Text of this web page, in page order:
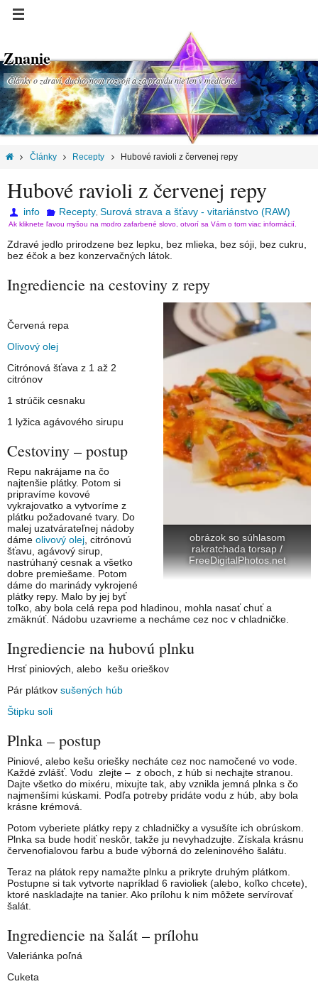
Znanie
Články o zdraví, duchovnom rozvoji a za pravdu nie len v medicíne.
Články Recepty Hubové ravioli z červenej repy
Hubové ravioli z červenej repy
info Recepty, Surová strava a šťavy - vitariánstvo (RAW)
Ak kliknete ľavou myšou na modro zafarbené slovo, otvorí sa Vám o tom viac informácií.
Zdravé jedlo prirodzene bez lepku, bez mlieka, bez sóji, bez cukru,
bez éčok a bez konzervačných látok.
Ingrediencie na cestoviny z repy
obrázok so súhlasom
rakratchada torsap /
FreeDigitalPhotos.net
Červená repa
Olivový olej
Citrónová šťava z 1 až 2
citrónov
1 strúčik cesnaku
1 lyžica agávového sirupu
Cestoviny – postup
Repu nakrájame na čo
najtenšie plátky. Potom si
pripravíme kovové
vykrajovatko a vytvoríme z
plátku požadované tvary. Do
malej uzatvárateľnej nádoby
dáme olivový olej , citrónovú
šťavu, agávový sirup,
nastrúhaný cesnak a všetko
dobre premiešame. Potom
dáme do marinády vykrojené
plátky repy. Malo by jej byť
toľko, aby bola celá repa pod hladinou, mohla nasať chuť a
zmäknúť. Nádobu uzavrieme a necháme cez noc v chladničke.
Ingrediencie na hubovú plnku
Hrsť piniových, alebo kešu orieškov
Pár plátkov sušených húb
Štipku soli
Plnka – postup
Piniové, alebo kešu oriešky necháte cez noc namočené vo vode.
Každé zvlášť. Vodu zlejte – z oboch, z húb si nechajte stranou.
Dajte všetko do mixéru, mixujte tak, aby vznikla jemná plnka s čo
najmenšími kúskami. Podľa potreby pridáte vodu z húb, aby bola
krásne krémová.
Potom vyberiete plátky repy z chladničky a vysušíte ich obrúskom.
Plnka sa bude hodiť neskôr, takže ju nevyhadzujte. Získala krásnu
červenofialovou farbu a bude výborná do zeleninového šalátu.
Teraz na plátok repy namažte plnku a prikryte druhým plátkom.
Postupne si tak vytvorte napríklad 6 ravioliek (alebo, koľko chcete),
ktoré naskladajte na tanier. Ako prílohu k nim môžete servírovať
šalát.
Ingrediencie na šalát – prílohu
Valeriánka poľná
Cuketa